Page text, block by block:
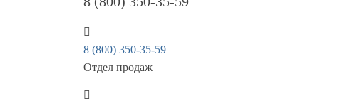
8 (800) 350-35-59
Отдел продаж